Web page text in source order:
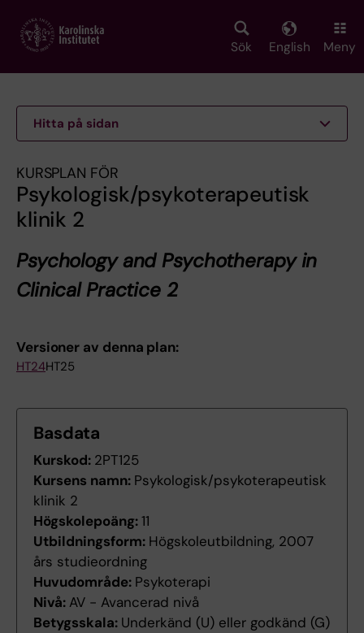
main
Sök English Meny
Hitta på sidan
KURSPLAN FÖR
Psykologisk/psykoterapeutisk
klinik 2
Psychology and Psychotherapy in
Clinical Practice 2
Versioner av denna plan:
HT24HT25
Basdata
Kurskod: 2PT125
Kursens namn: Psykologisk/psykoterapeutisk
klinik 2
Högskolepoäng:11
Utbildningsform: Högskoleutbildning, 2007
års studieordning
Huvudområde: Psykoterapi
Nivå: AV - Avancerad nivå
Betygsskala: Underkänd (U) eller godkänd (G)